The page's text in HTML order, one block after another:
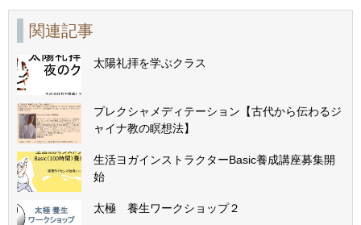
関連記事
太陽礼拝を学ぶクラス
プレクシャメディテーション【古代から伝わるジ
ャイナ教の瞑想法】
生活ヨガインストラクターBasic養成講座募集開
始
太極 養生ワークショップ２